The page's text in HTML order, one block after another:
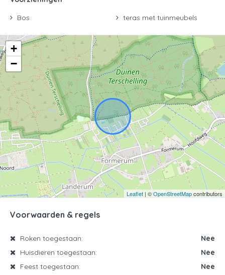
Bos
teras met tuinmeubels
+
−
Leaflet | ©OpenStreetMapcontributors
Voorwaarden & regels
Roken toegestaan:
Nee
Huisdieren toegestaan:
Nee
Feest toegestaan:
Nee